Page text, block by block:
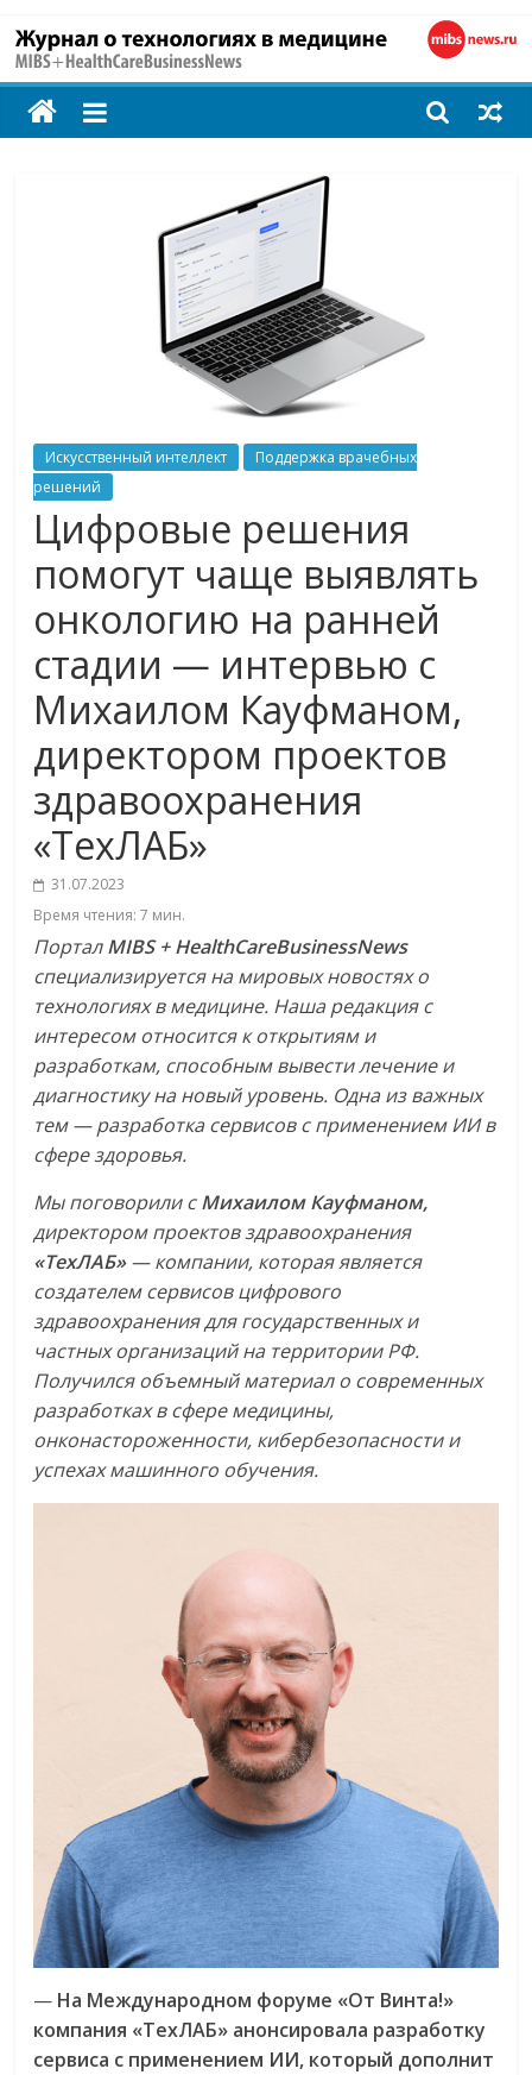
MIBS
Искусственный интеллект
Поддержка врачебных
решений
Цифровые решения
помогут чаще выявлять
онкологию на ранней
стадии — интервью с
Михаилом Кауфманом,
директором проектов
здравоохранения
«ТехЛАБ»
31.07.2023
Время чтения:7 мин.
ПорталMIBS + HealthCareBusinessNews
специализируется на мировых новостях о
технологиях в медицине. Наша редакция с
интересом относится к открытиям и
разработкам, способным вывести лечение и
диагностику на новый уровень. Одна из важных
тем — разработка сервисов с применением ИИ в
сфере здоровья.
Мы поговорили сМихаилом Кауфманом,
директором проектов здравоохранения
«ТехЛАБ»— компании, которая является
создателем сервисов цифрового
здравоохранения для государственных и
частных организаций на территории РФ.
Получился объемный материал о современных
разработках в сфере медицины,
онконастороженности, кибербезопасности и
успехах машинного обучения.
— На Международном форуме «От Винта!»
компания «ТехЛАБ» анонсировала разработку
сервиса с применением ИИ, который дополнит